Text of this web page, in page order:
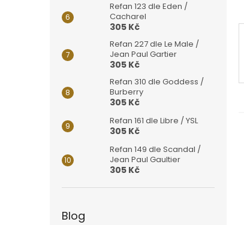
Refan 123 dle Eden /
Cacharel
305 Kč
Refan 227 dle Le Male /
Jean Paul Gartier
305 Kč
Refan 310 dle Goddess /
Burberry
305 Kč
Refan 161 dle Libre / YSL
305 Kč
Refan 149 dle Scandal /
Jean Paul Gaultier
305 Kč
Blog